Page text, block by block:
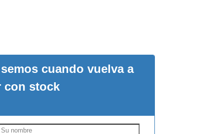
cuando vuelva a
con stock